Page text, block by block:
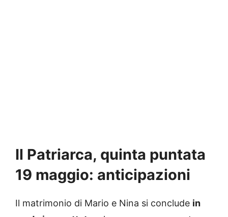
Il Patriarca, quinta puntata
19 maggio: anticipazioni
Il matrimonio di Mario e Nina si conclude in